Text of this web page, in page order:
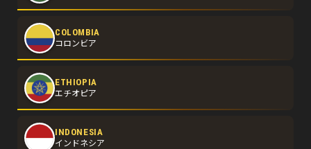
COLOMBIA
コロンビア
ETHIOPIA
エチオピア
INDONESIA
インドネシア